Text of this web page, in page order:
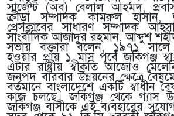
সার্জেন্ট (অব) বেলাল আহমদ,
ক্রীড়া সম্পাদক কামরুল হাসান,
প্রেসক্লাবের সাধারণ সম্পাদক
সাংবাদিক আজাদুর রহমান, আব্দুশ
সভায় বক্তারা বলেন, ১৯৭১ সালে
হওয়ার প্রায় ১ মাস পূর্বে জকিগঞ্জ
এটার রাষ্ট্রীয় স্বীকৃতি আজোও
জনপদ বারবার উন্নয়নের ক্ষেত্রে
বর্তমানে বাংলাদেশে একটি স্বাধীন
কাজ চলছে। জকিগঞ্জ থেকে গ্যাস
জকিগঞ্জ বাসীকে এই ব্যবহারের